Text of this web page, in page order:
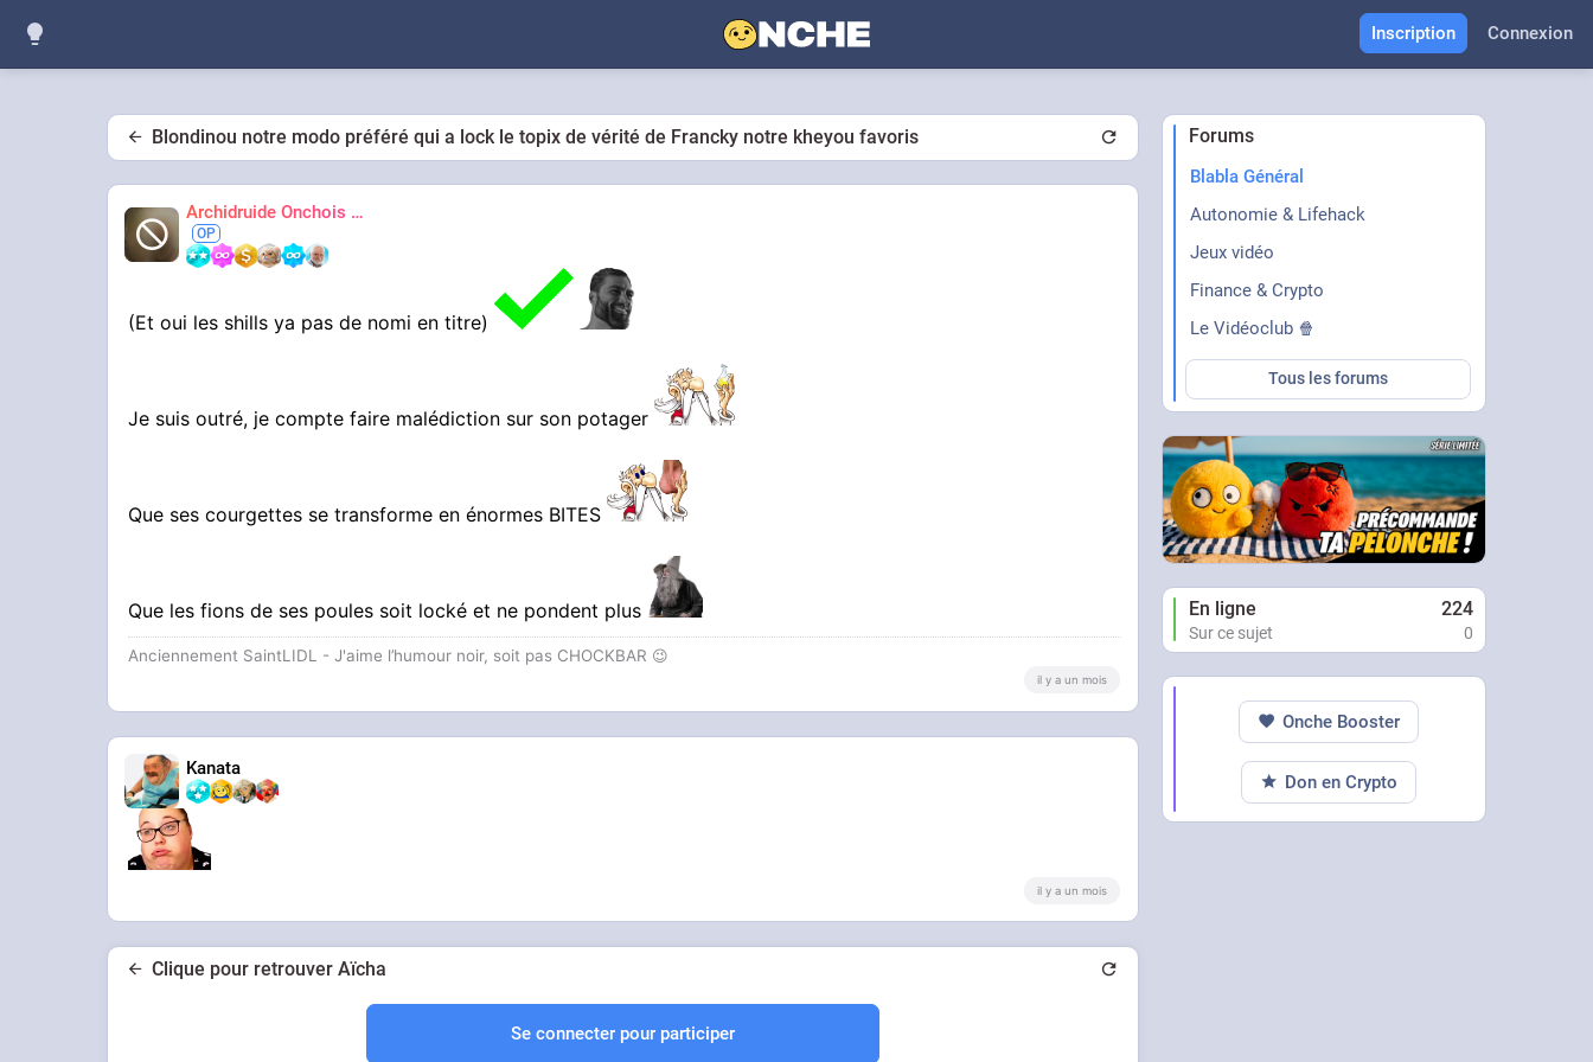
Inscription Connexion
Blondinou notre modo préféré qui a lock le topix de vérité de Francky notre kheyou favoris
Archidruide Onchois
🍀️🌩️🐻️
(Et oui les shills ya pas de nomi en titre)
Je suis outré, je compte faire malédiction sur son potager
Que ses courgettes se transforme en énormes BITES
Que les fions de ses poules soit locké et ne pondent plus
Anciennement SaintLIDL - J'aime l’humour noir, soit pas CHOCKBAR 😉️
il y a un mois
Kanata
il y a un mois
Clique pour retrouver Aïcha
Se connecter pour participer
Forums
Blabla Général
Autonomie & Lifehack
Jeux vidéo
Finance & Crypto
Le Vidéoclub 🍿
Tous les forums
En ligne 224
Sur ce sujet 0
Onche Booster
Don en Crypto